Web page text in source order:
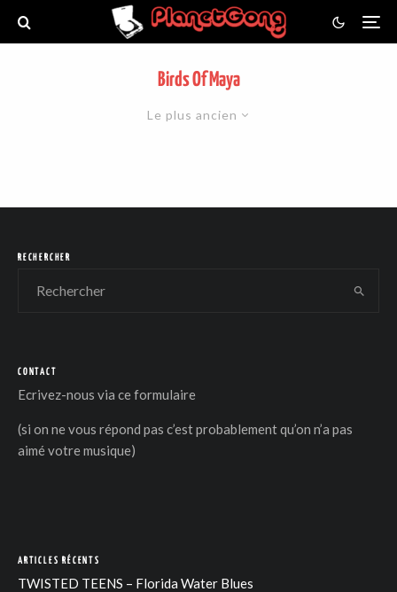
Birds Of Maya
Le plus ancien
RECHERCHER
CONTACT
Ecrivez-nous via ce formulaire
(si on ne vous répond pas c’est probablement qu’on n’a pas
aimé votre musique)
ARTICLES RÉCENTS
TWISTED TEENS – Florida Water Blues